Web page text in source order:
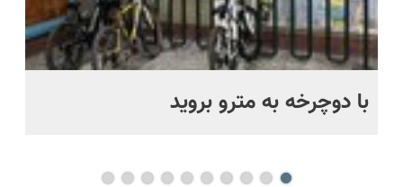
با دوچرخه به مترو بروید